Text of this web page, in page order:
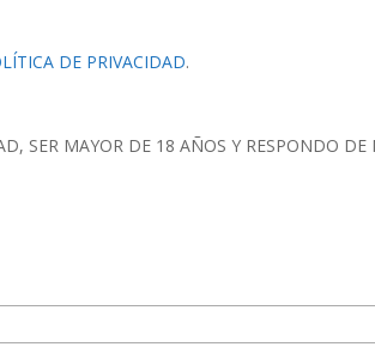
DE PRIVACIDAD.
SER MAYOR DE 18 AÑOS Y RESPONDO